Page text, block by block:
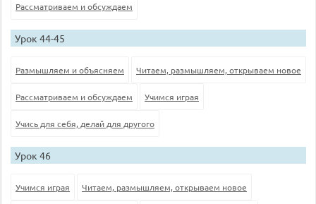
Рассматриваем и обсуждаем
Урок 44-45
Размышляем и объясняем Читаем, размышляем, открываем новое
Рассматриваем и обсуждаем Учимся играя
Учись для себя, делай для другого
Урок 46
Учимся играя Читаем, размышляем, открываем новое